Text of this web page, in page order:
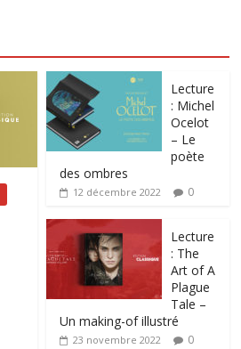
Lecture
: Michel
Ocelot
– Le
poète
des ombres
12 décembre 2022 0
Lecture
: The
Art of A
Plague
Tale –
Un making-of illustré
23 novembre 2022 0